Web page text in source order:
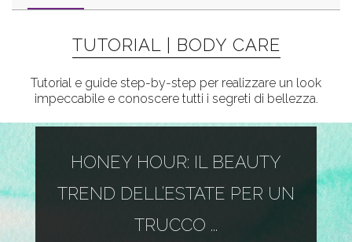
TUTORIAL | BODY CARE
Tutorial e guide step-by-step per realizzare un look
impeccabile e conoscere tutti i segreti di bellezza.
HONEY HOUR: IL BEAUTY
TREND DELL’ESTATE PER UN
TRUCCO ...